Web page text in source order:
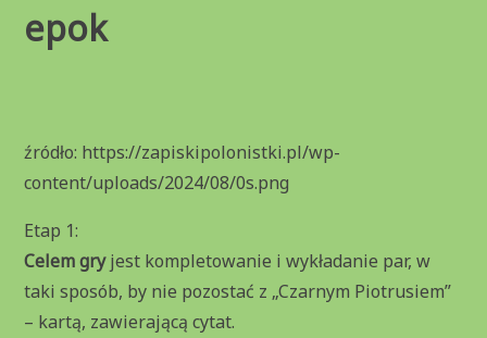
epok
źródło: https://zapiskipolonistki.pl/wp-
content/uploads/2024/08/0s.png
Etap 1:
Celem gryjest kompletowanie i wykładanie par, w
taki sposób, by nie pozostać z „Czarnym Piotrusiem”
– kartą, zawierającą cytat.